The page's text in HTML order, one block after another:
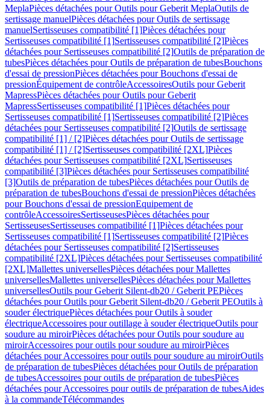
MeplaPièces détachées pour Outils pour Geberit MeplaOutils de
sertissage manuelPièces détachées pour Outils de sertissage
manuelSertisseuses compatibilité [1]Pièces détachées pour
Sertisseuses compatibilité [1]Sertisseuses compatibilité [2]Pièces
détachées pour Sertisseuses compatibilité [2]Outils de préparation de
tubesPièces détachées pour Outils de préparation de tubesBouchons
d'essai de pressionPièces détachées pour Bouchons d'essai de
pressionÉquipement de contrôleAccessoiresOutils pour Geberit
MapressPièces détachées pour Outils pour Geberit
MapressSertisseuses compatibilité [1]Pièces détachées pour
Sertisseuses compatibilité [1]Sertisseuses compatibilité [2]Pièces
détachées pour Sertisseuses compatibilité [2]Outils de sertissage
compatibilité [1] / [2]Pièces détachées pour Outils de sertissage
compatibilité [1] / [2]Sertisseuses compatibilité [2XL]Pièces
détachées pour Sertisseuses compatibilité [2XL]Sertisseuses
compatibilité [3]Pièces détachées pour Sertisseuses compatibilité
[3]Outils de préparation de tubesPièces détachées pour Outils de
préparation de tubesBouchons d'essai de pressionPièces détachées
pour Bouchons d'essai de pressionEquipement de
contrôleAccessoiresSertisseusesPièces détachées pour
SertisseusesSertisseuses compatibilité [1]Pièces détachées pour
Sertisseuses compatibilité [1]Sertisseuses compatibilité [2]Pièces
détachées pour Sertisseuses compatibilité [2]Sertisseuses
compatibilité [2XL]Pièces détachées pour Sertisseuses compatibilité
[2XL]Mallettes universellesPièces détachées pour Mallettes
universellesMallettes universellesPièces détachées pour Mallettes
universellesOutils pour Geberit Silent-db20 / Geberit PEPièces
détachées pour Outils pour Geberit Silent-db20 / Geberit PEOutils à
souder électriquePièces détachées pour Outils à souder
électriqueAccessoires pour outillage à souder électriqueOutils pour
soudure au miroirPièces détachées pour Outils pour soudure au
miroirAccessoires pour outils pour soudure au miroirPièces
détachées pour Accessoires pour outils pour soudure au miroirOutils
de préparation de tubesPièces détachées pour Outils de préparation
de tubesAccessoires pour outils de préparation de tubesPièces
détachées pour Accessoires pour outils de préparation de tubesAides
à la commandeTélécommandes